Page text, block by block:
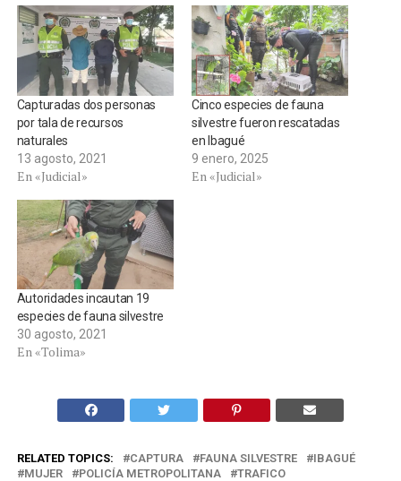
Capturadas dos personas
por tala de recursos
naturales
13 agosto, 2021
En «Judicial»
Cinco especies de fauna
silvestre fueron rescatadas
en Ibagué
9 enero, 2025
En «Judicial»
Autoridades incautan 19
especies de fauna silvestre
30 agosto, 2021
En «Tolima»
RELATED TOPICS: CAPTURA FAUNA SILVESTRE
IBAGUÉ
MUJER
POLICÍA METROPOLITANA TRAFICO